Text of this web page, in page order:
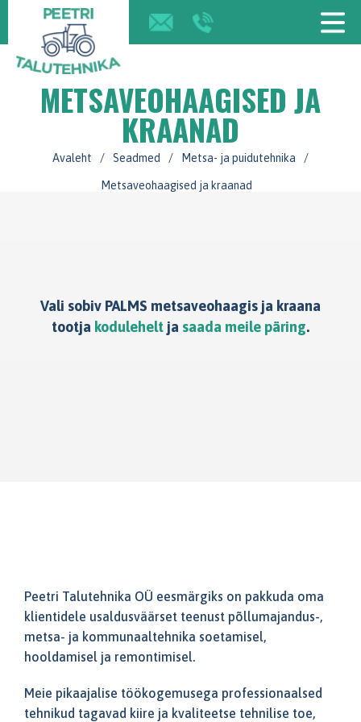
METSAVEOHAAGISED JA
KRAANAD
Avaleht / Seadmed / Metsa- ja puidutehnika /
Metsaveohaagised ja kraanad
Vali sobiv PALMS metsaveohaagis ja kraana
tootja kodulehelt ja saada meile päring.
Peetri Talutehnika OÜ eesmärgiks on pakkuda oma
klientidele usaldusväärset teenust põllumajandus-,
metsa- ja kommunaaltehnika soetamisel,
hooldamisel ja remontimisel.
Meie pikaajalise töökogemusega professionaalsed
tehnikud tagavad kiire ja kvaliteetse tehnilise toe,